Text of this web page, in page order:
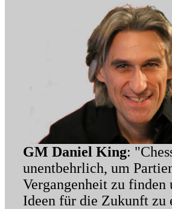
GM Daniel King:
unentbehrlich, um
Vergangenheit zu finden
Ideen für die Zukunft zu